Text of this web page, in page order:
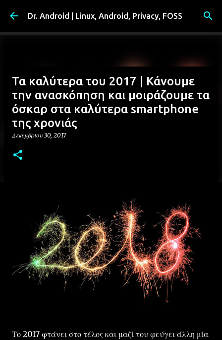
Μετάβαση στο κύριο περιεχόμενο
Dr. Android | Linux, Android, Privacy, FOSS
Τα καλύτερα του 2017 | Κάνουμε
την ανασκόπηση και μοιράζουμε τα
όσκαρ στα καλύτερα smartphone
της χρονιάς
Δεκεμβρίου 30, 2017
Το 2017 φτάνει στο τέλος και μαζί του φεύγει άλλη μία